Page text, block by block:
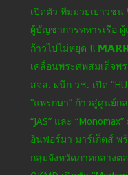
เปิดตัว ทีมมวยเยาวชน
ผู้บัญชาการทหารเรือ
ก้าวไปไม่หยุด !!
เคลื่อนพระศพสมเด็จพ
สจล. ผนึก วช. เปิด
“แพรกษา” ก้าวสู่ศูนย์ก
“JAS” และ
อินฟอร์มา มาร์เก็ตส์
กลุ่มจังหวัดภาคกลางต